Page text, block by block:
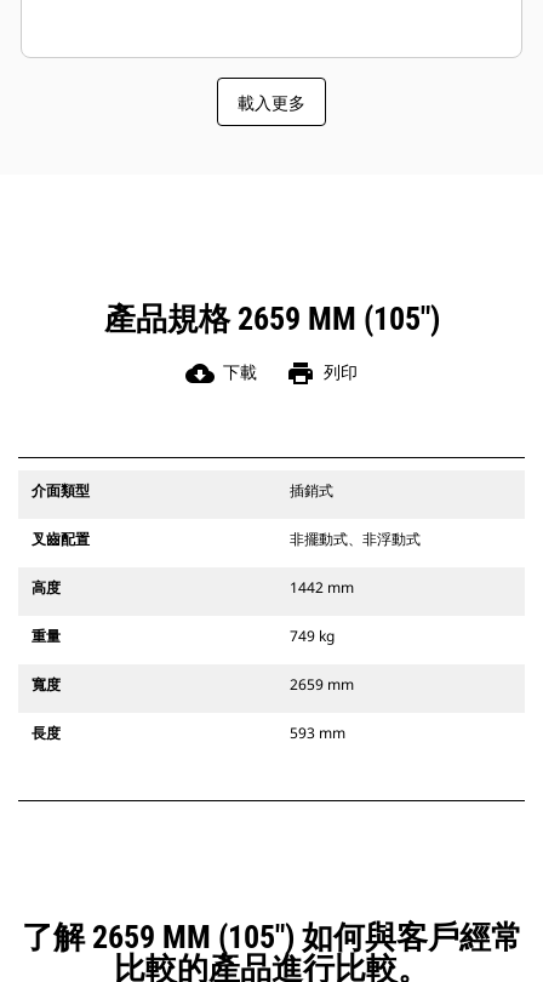
載入更多
產品規格 2659 MM (105")
cloud_download 下載 print 列印
介面類型 插銷式
叉齒配置 非擺動式、非浮動式
高度 1442 mm
重量 749 kg
寬度 2659 mm
長度 593 mm
了解 2659 MM (105") 如何與客戶經常
比較的產品進行比較。